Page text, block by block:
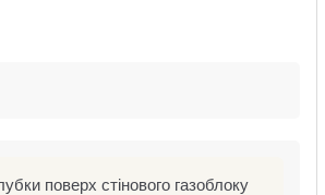
поверх стінового газоблоку